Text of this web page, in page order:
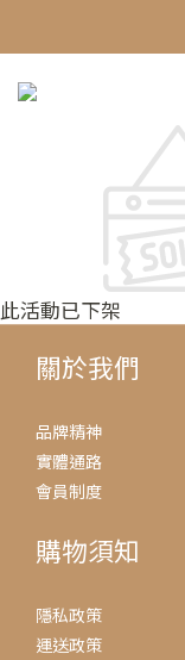
此活動已下架
關於我們
品牌精神
實體通路
會員制度
購物須知
隱私政策
運送政策